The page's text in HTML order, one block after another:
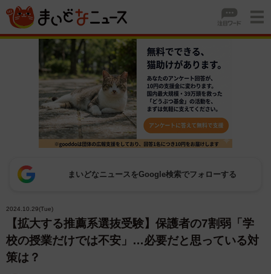
まいどなニュースをGoogle検索でフォローする
2024.10.29(Tue)
【拡大する推薦系選抜受験】保護者の7割弱「学
校の授業だけでは不安」…必要だと思っている対
策は？